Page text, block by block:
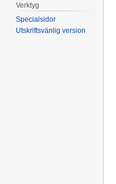
Verktyg
Specialsidor
Utskriftsvänlig version